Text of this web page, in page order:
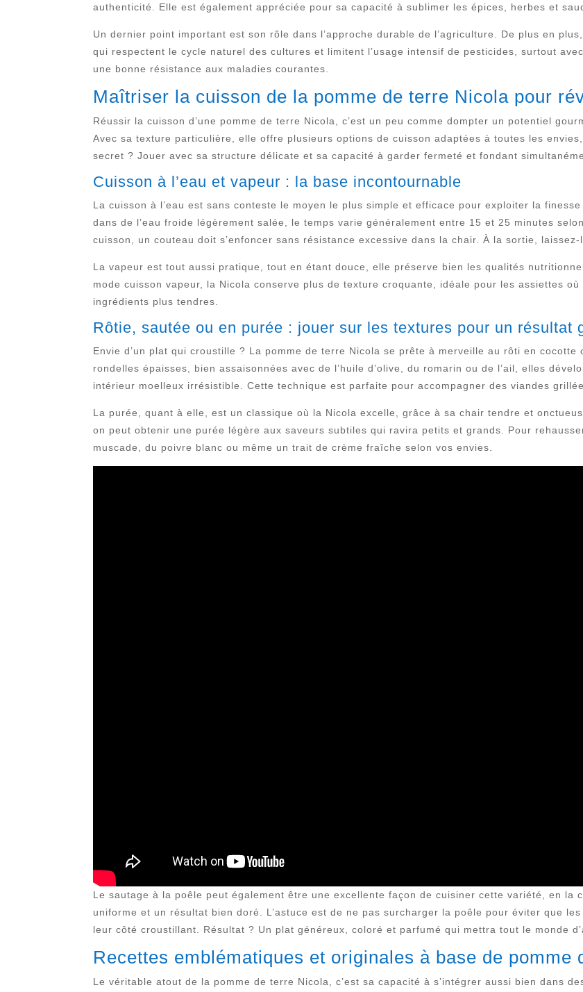
authenticité. Elle est également appréciée pour sa capacité à sublimer les épices, herbes et
Un dernier point important est son rôle dans l’approche durable de l’agriculture. De plus en
qui respectent le cycle naturel des cultures et limitent l’usage intensif de pesticides, surtout
une bonne résistance aux maladies courantes.
Maîtriser la cuisson de la pomme de terre Nicola pour
Réussir la cuisson d’une pomme de terre Nicola, c’est un peu comme dompter un potentiel
Avec sa texture particulière, elle offre plusieurs options de cuisson adaptées à toutes les
secret ? Jouer avec sa structure délicate et sa capacité à garder fermeté et fondant
Cuisson à l’eau et vapeur : la base incontournable
La cuisson à l’eau est sans conteste le moyen le plus simple et efficace pour exploiter la
dans de l’eau froide légèrement salée, le temps varie généralement entre 15 et 25 minutes
cuisson, un couteau doit s’enfoncer sans résistance excessive dans la chair. À la sortie,
La vapeur est tout aussi pratique, tout en étant douce, elle préserve bien les qualités
mode cuisson vapeur, la Nicola conserve plus de texture croquante, idéale pour les assiettes où
ingrédients plus tendres.
Rôtie, sautée ou en purée : jouer sur les textures pour un résultat
Envie d’un plat qui croustille ? La pomme de terre Nicola se prête à merveille au rôti en
rondelles épaisses, bien assaisonnées avec de l’huile d’olive, du romarin ou de l’ail, elles
intérieur moelleux irrésistible. Cette technique est parfaite pour accompagner des viandes
La purée, quant à elle, est un classique où la Nicola excelle, grâce à sa chair tendre et
on peut obtenir une purée légère aux saveurs subtiles qui ravira petits et grands. Pour
muscade, du poivre blanc ou même un trait de crème fraîche selon vos envies.
Le sautage à la poêle peut également être une excellente façon de cuisiner cette variété, en la
uniforme et un résultat bien doré. L’astuce est de ne pas surcharger la poêle pour éviter que
leur côté croustillant. Résultat ? Un plat généreux, coloré et parfumé qui mettra tout le monde
Recettes emblématiques et originales à base de pomme
Le véritable atout de la pomme de terre Nicola, c’est sa capacité à s’intégrer aussi bien dans